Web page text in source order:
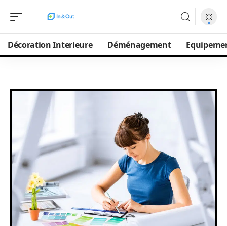
Décoration Interieure Déménagement